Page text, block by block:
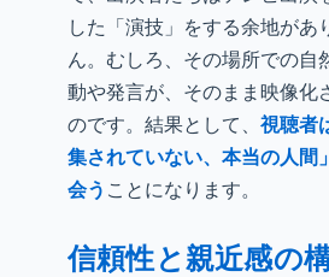
した「演技」をする余地があ
ん。むしろ、その場所での自
動や発言が、そのまま映像化
のです。結果として、 視聴者
集されていない、本当の人間
会う ことになります。
信頼性と親近感の